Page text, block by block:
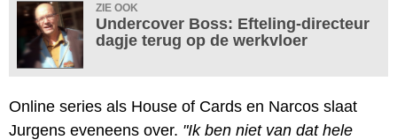
ZIE OOK
Undercover Boss: Efteling-directeur
dagje terug op de werkvloer
Online series als House of Cards en Narcos slaat
Jurgens eveneens over. "Ik ben niet van dat hele